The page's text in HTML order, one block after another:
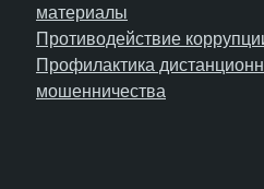
материалы
Противодействие
Профилактика
мошенничества